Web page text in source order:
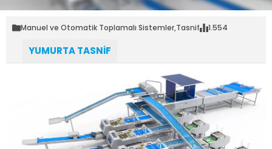
Manuel ve Otomatik Toplamalı Sistemler,Tasnif 1.554
YUMURTA TASNİF